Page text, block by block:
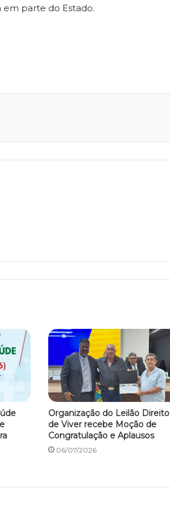
parte do Estado.
Organização do Leilão Direito
de Viver recebe Moção de
Congratulação e Aplausos
06/07/2026